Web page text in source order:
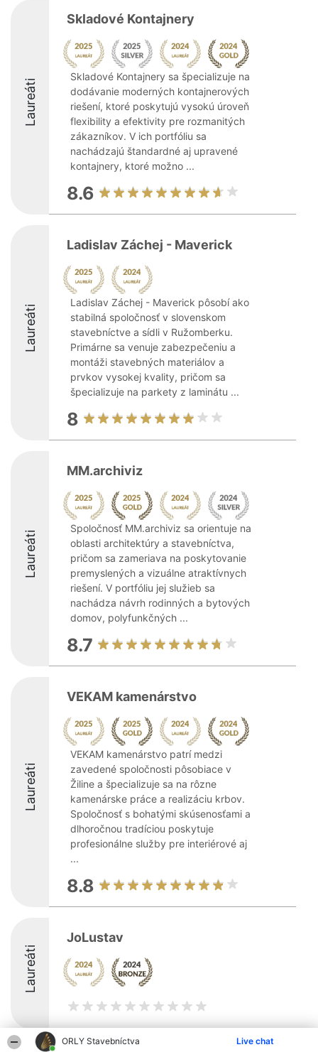
ORLY Stavebníctva Live chat
Laureáti
Skladové Kontajnery
Skladové Kontajnery sa špecializuje na
dodávanie moderných kontajnerových
riešení, ktoré poskytujú vysokú úroveň
flexibility a efektivity pre rozmanitých
zákazníkov. V ich portfóliu sa
nachádzajú štandardné aj upravené
kontajnery, ktoré možno ...
8.6
Laureáti
Ladislav Záchej - Maverick
Ladislav Záchej - Maverick pôsobí ako
stabilná spoločnosť v slovenskom
stavebníctve a sídli v Ružomberku.
Primárne sa venuje zabezpečeniu a
montáži stavebných materiálov a
prvkov vysokej kvality, pričom sa
špecializuje na parkety z laminátu ...
8
Laureáti
MM.archiviz
Spoločnosť MM.archiviz sa orientuje na
oblasti architektúry a stavebníctva,
pričom sa zameriava na poskytovanie
premyslených a vizuálne atraktívnych
riešení. V portfóliu jej služieb sa
nachádza návrh rodinných a bytových
domov, polyfunkčných ...
8.7
Laureáti
VEKAM kamenárstvo
VEKAM kamenárstvo patrí medzi
zavedené spoločnosti pôsobiace v
Žiline a špecializuje sa na rôzne
kamenárske práce a realizáciu krbov.
Spoločnosť s bohatými skúsenosťami a
dlhoročnou tradíciou poskytuje
profesionálne služby pre interiérové aj
...
8.8
Laureáti
JoLustav